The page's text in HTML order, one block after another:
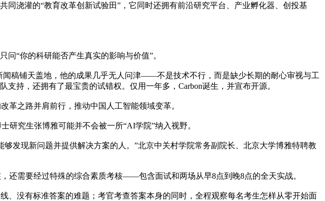
浇灌的“教育改革创新试验田”，它同时还拥有前沿研究平台、产业孵化器、创投基
“你的科研能否产生真实的影响与价值”。
稿铺天盖地，他的成果几乎无人问津——不是技术不行，而是缺少长期的耐心审视与工
持，还拥有了最宝贵的试错权。仅用一年多，Carbon诞生，并宣布开源。
之路并肩前行，推动中国人工智能领域变革。
究生张博雅可能并不会被一所“AI学院”纳入视野。
现新问题并提供解决方案的人。”北京中关村学院常务副院长、北京大学博雅特聘教
需要经过特殊的综合素质考核——包含面试和两场从早8点到晚8点的全天实战。
没有标准答案的难题；考官考查答案本身的同时，全程观察每名考生怎样从零开始面